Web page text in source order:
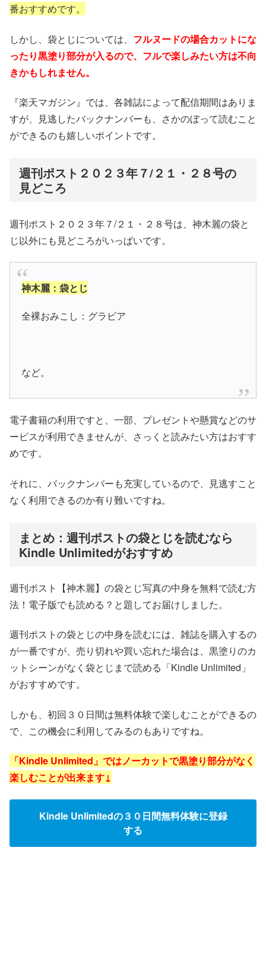
番おすすめです。
しかし、袋とじについては、 フルヌードの場合カットにな
ったり黒塗り部分が入るので、フルで楽しみたい方は不向
きかもしれません。
『楽天マガジン』では、各雑誌によって配信期間はありま
すが、見逃したバックナンバーも、さかのぼって読むこと
ができるのも嬉しいポイントです。
週刊ポスト２０２３年７/２１・２８号の
見どころ
週刊ポスト２０２３年７/２１・２８号は、神木麗の袋と
じ以外にも見どころがいっぱいです。
神木麗：袋とじ
全裸おみこし：グラビア
など。
電子書籍の利用ですと、一部、プレゼントや懸賞などのサ
ービスが利用できませんが、さっくと読みたい方はおすす
めです。
それに、バックナンバーも充実しているので、見逃すこと
なく利用できるのか有り難いですね。
まとめ：週刊ポストの袋とじを読むなら
Kindle Unlimitedがおすすめ
週刊ポスト【神木麗】の袋とじ写真の中身を無料で読む方
法！電子版でも読める？と題してお届けしました。
週刊ポストの袋とじの中身を読むには、雑誌を購入するの
が一番ですが、売り切れや買い忘れた場合は、黒塗りのカ
ットシーンがなく袋とじまで読める「Kindle Unlimited」
がおすすめです。
しかも、初回３０日間は無料体験で楽しむことができるの
で、この機会に利用してみるのもありですね。
「Kindle Unlimited」ではノーカットで黒塗り部分がなく
楽しむことが出来ます↓
Kindle Unlimitedの３０日間無料体験に登録
する